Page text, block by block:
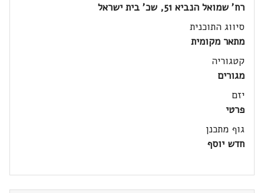
רח' שמואל הנביא 51, שכ' בית ישראל
סיווג התוכנית
מתאר מקומית
קטגוריה
מגורים
יזם
פרטי
גוף מתכנן
חדש יוסף